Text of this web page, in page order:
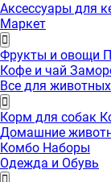
Аксессуары для
Маркет
Фрукты и овощи
Кофе и чай
Все для животных
Корм для собак
Домашние
Комбо Наборы
Одежда и Обувь